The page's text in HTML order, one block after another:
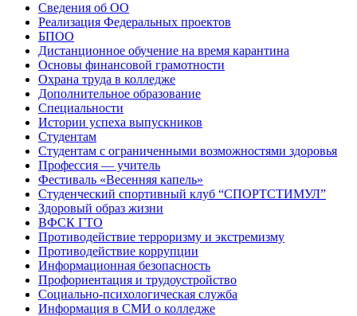
Сведения об ОО
Реализация Федеральных проектов
БПОО
Дистанционное обучение на время карантина
Основы финансовой грамотности
Охрана труда в колледже
Дополнительное образование
Специальности
Истории успеха выпускников
Студентам
Студентам с ограниченными возможностями здоровья
Профессия — учитель
Фестиваль «Весенняя капель»
Студенческий спортивный клуб “СПОРТСТИМУЛ”
Здоровый образ жизни
ВФСК ГТО
Противодействие терроризму и экстремизму
Противодействие коррупции
Информационная безопасность
Профориентация и трудоустройство
Социально-психологическая служба
Информация в СМИ о колледже